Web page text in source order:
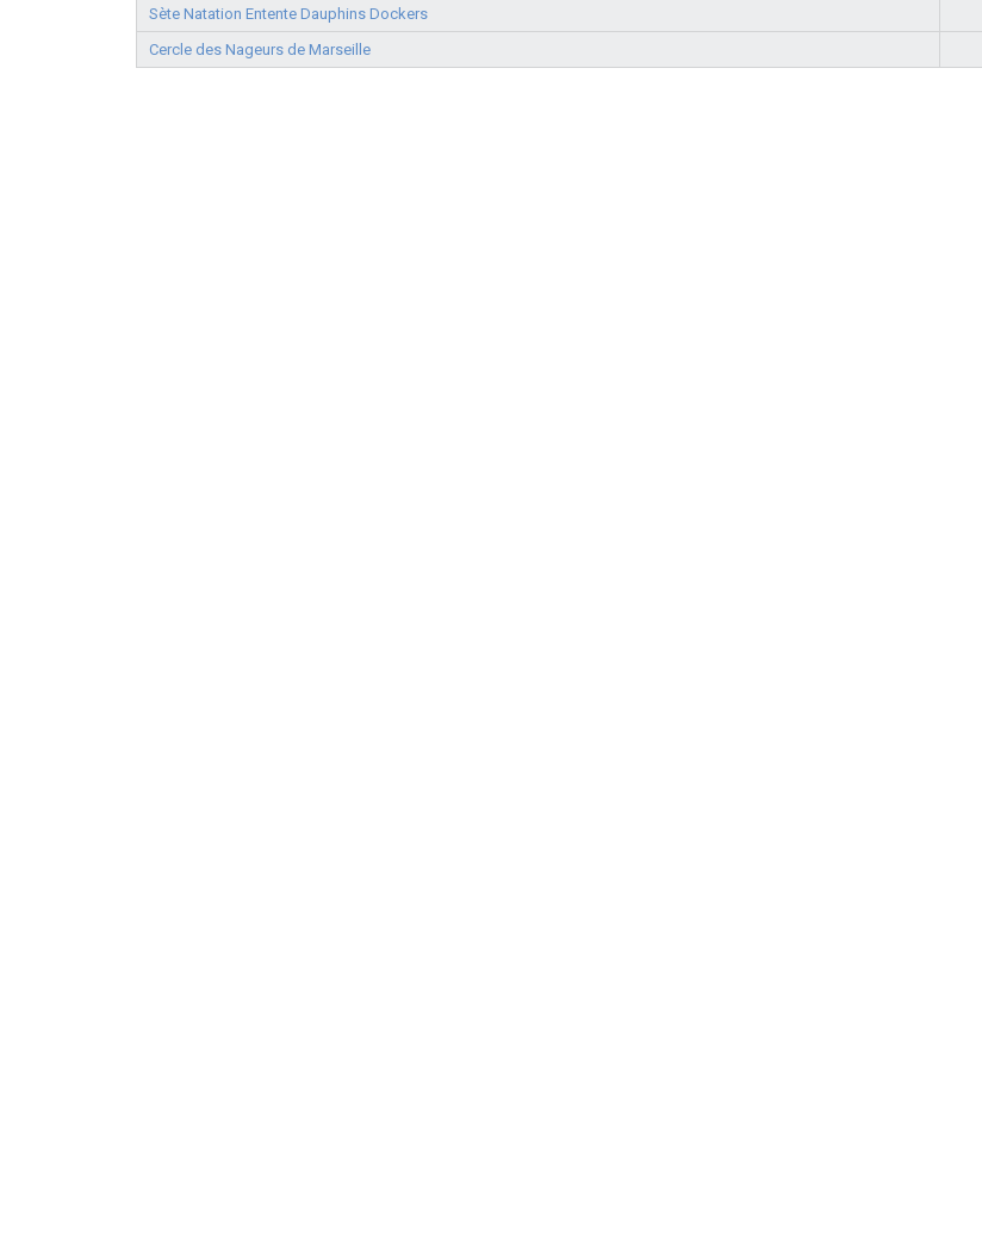
Sète Natation Entente Dauphins Dockers
Cercle des Nageurs de Marseille